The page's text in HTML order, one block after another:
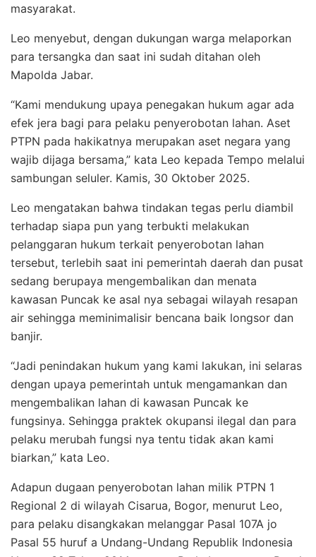
masyarakat.
Leo menyebut, dengan dukungan warga melaporkan
para tersangka dan saat ini sudah ditahan oleh
Mapolda Jabar.
“Kami mendukung upaya penegakan hukum agar ada
efek jera bagi para pelaku penyerobotan lahan. Aset
PTPN pada hakikatnya merupakan aset negara yang
wajib dijaga bersama,” kata Leo kepada Tempo melalui
sambungan seluler. Kamis, 30 Oktober 2025.
Leo mengatakan bahwa tindakan tegas perlu diambil
terhadap siapa pun yang terbukti melakukan
pelanggaran hukum terkait penyerobotan lahan
tersebut, terlebih saat ini pemerintah daerah dan pusat
sedang berupaya mengembalikan dan menata
kawasan Puncak ke asal nya sebagai wilayah resapan
air sehingga meminimalisir bencana baik longsor dan
banjir.
“Jadi penindakan hukum yang kami lakukan, ini selaras
dengan upaya pemerintah untuk mengamankan dan
mengembalikan lahan di kawasan Puncak ke
fungsinya. Sehingga praktek okupansi ilegal dan para
pelaku merubah fungsi nya tentu tidak akan kami
biarkan,” kata Leo.
Adapun dugaan penyerobotan lahan milik PTPN 1
Regional 2 di wilayah Cisarua, Bogor, menurut Leo,
para pelaku disangkakan melanggar Pasal 107A jo
Pasal 55 huruf a Undang-Undang Republik Indonesia